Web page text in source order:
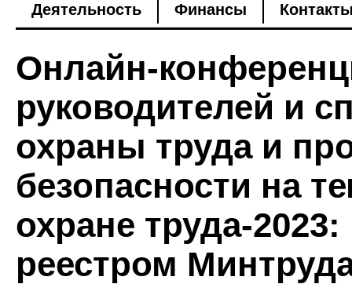
Деятельность
Финансы
Онлайн-
руководителей и
охраны труда и
безопасности на
охране труда-
реестром